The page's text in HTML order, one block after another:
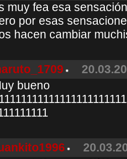
muy fea esa sensación
por esas
hacen cambiar
bueno